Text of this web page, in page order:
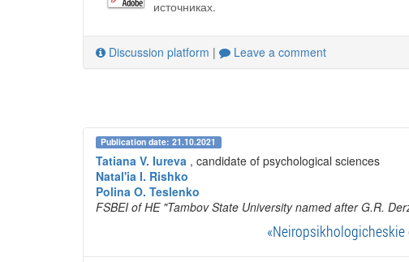
источниках.
Discussion platform | Leave a comment
Publication date: 21.10.2021
Tatiana V. Iureva , candidate of psychological sciences
Natal'ia I. Rishko
Polina O. Teslenko
FSBEI of HE "Tambov State University named after G.R.